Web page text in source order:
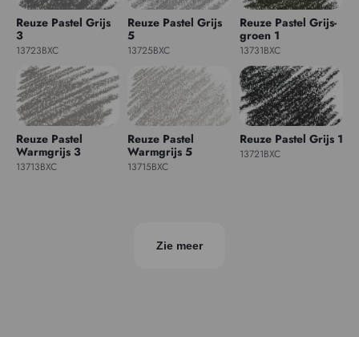
Reuze Pastel Grijs
3
13723BXC
Reuze Pastel Grijs
5
13725BXC
Reuze Pastel Grijs-
groen 1
13731BXC
Reuze Pastel
Warmgrijs 3
13713BXC
Reuze Pastel
Warmgrijs 5
13715BXC
Reuze Pastel Grijs 1
13721BXC
Zie meer